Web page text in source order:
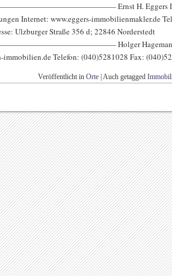
Ernst H. Eggers
Internet: www.eggers-immobilienmakler.de
Ulzburger Straße 356 d; 22846 Norderstedt
Holger Hagemann
immobilien.de Telefon: (040)5281028 Fax:
Veröffentlicht in Orte Auch getagged